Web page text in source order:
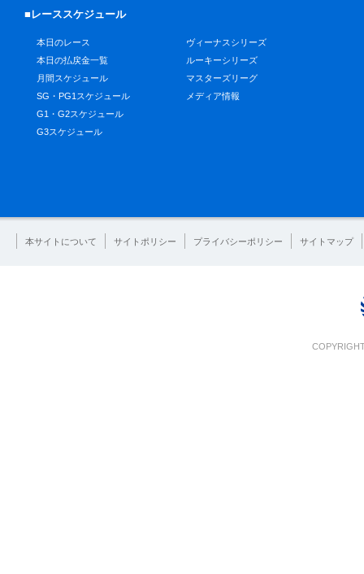
■レーススケジュール
本日のレース
本日の払戻金一覧
月間スケジュール
SG・PG1スケジュール
G1・G2スケジュール
G3スケジュール
ヴィーナスシリーズ
ルーキーシリーズ
マスターズリーグ
メディア情報
本サイトについて サイトポリシー プライバシーポリシー サイトマップ